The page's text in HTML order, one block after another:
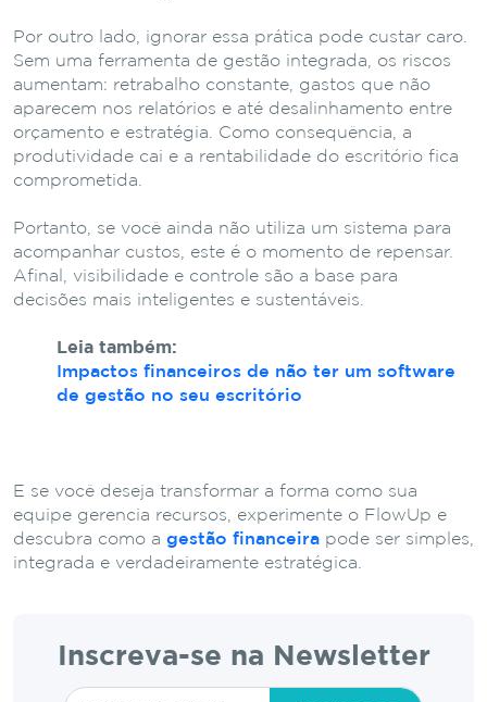
Por outro lado, ignorar essa prática pode custar caro.
Sem uma ferramenta de gestão integrada, os riscos
aumentam: retrabalho constante, gastos que não
aparecem nos relatórios e até desalinhamento entre
orçamento e estratégia. Como consequência, a
produtividade cai e a rentabilidade do escritório fica
comprometida.
Portanto, se você ainda não utiliza um sistema para
acompanhar custos, este é o momento de repensar.
Afinal, visibilidade e controle são a base para
decisões mais inteligentes e sustentáveis.
Leia também:
Impactos financeiros de não ter um software
de gestão no seu escritório
E se você deseja transformar a forma como sua
equipe gerencia recursos, experimente o FlowUp e
descubra como a gestão financeira pode ser simples,
integrada e verdadeiramente estratégica.
Inscreva-se na Newsletter